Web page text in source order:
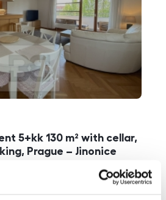
5+kk 130 m² with cellar,
Prague – Jinonice